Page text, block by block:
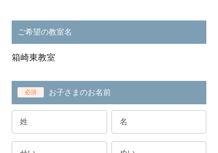
ご希望の教室名
箱崎東教室
必須 お子さまのお名前